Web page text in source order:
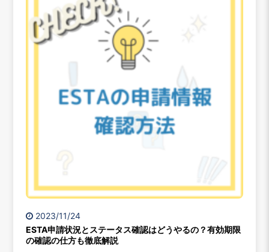
2023/11/24
ESTA申請状況とステータス確認はどうやるの？有効期限
の確認の仕方も徹底解説